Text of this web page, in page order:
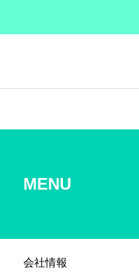
HISTORY
MENU
会社情報